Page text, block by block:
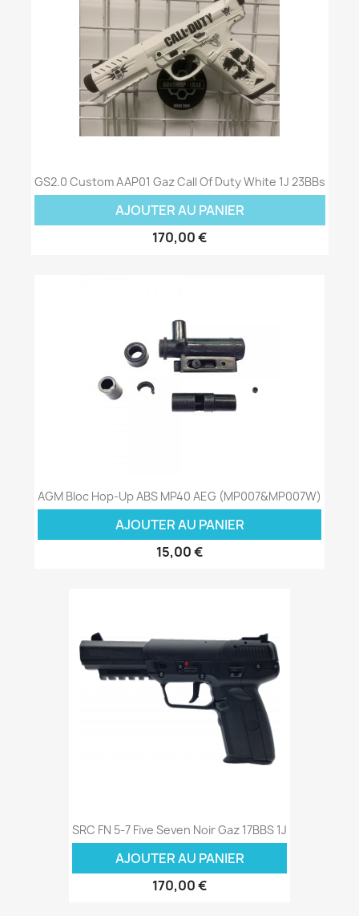
GS2.0 Custom AAP01 Gaz Call Of Duty White 1J 23BBs
AJOUTER AU PANIER
170,00 €
AGM Bloc Hop-Up ABS MP40 AEG (MP007&MP007W)
AJOUTER AU PANIER
15,00 €
SRC FN 5-7 Five Seven Noir Gaz 17BBS 1J
AJOUTER AU PANIER
170,00 €